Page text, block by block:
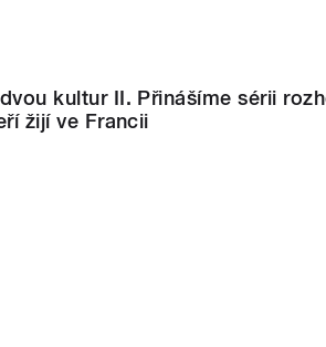
kultur II. Přinášíme sérii
žijí ve Francii